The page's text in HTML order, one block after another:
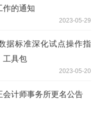
作的通知
2023-05-29
据标准深化试点操作指
工具包
2023-05-20
会计师事务所更名公告